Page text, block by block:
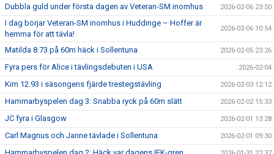
Dubbla guld under första dagen av Veteran-SM inomhus 2026-02-06 23:50
I dag börjar Veteran-SM inomhus i Huddinge – Hoffer är
hemma för att tävla!
2026-02-06 10:54
Matilda 8.73 på 60m häck i Sollentuna 2026-02-05 23:26
Fyra pers för Alice i tävlingsdebuten i USA 2026-02-04
Kim 12.93 i säsongens fjärde trestegstävling 2026-02-03 12:12
Hammarbyspelen dag 3: Snabba ryck på 60m slätt 2026-02-02 15:33
JC fyra i Glasgow 2026-02-01 13:28
Carl Magnus och Janne tävlade i Sollentuna 2026-02-01 09:30